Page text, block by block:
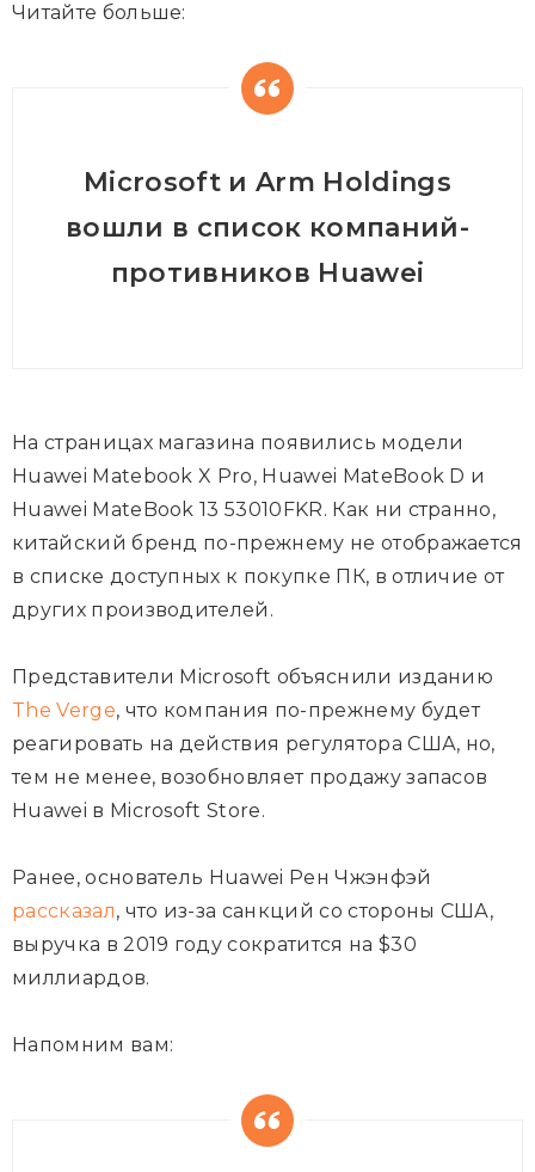
Читайте больше:
Microsoft и Arm Holdings
вошли в список компаний-
противников Huawei
На страницах магазина появились модели
Huawei Matebook X Pro, Huawei MateBook D и
Huawei MateBook 13 53010FKR. Как ни странно,
китайский бренд по-прежнему не отображается
в списке доступных к покупке ПК, в отличие от
других производителей.
Представители Microsoft объяснили изданию
The Verge, что компания по-прежнему будет
реагировать на действия регулятора США, но,
тем не менее, возобновляет продажу запасов
Huawei в Microsoft Store.
Ранее, основатель Huawei Рен Чжэнфэй
рассказал, что из-за санкций со стороны США,
выручка в 2019 году сократится на $30
миллиардов.
Напомним вам: